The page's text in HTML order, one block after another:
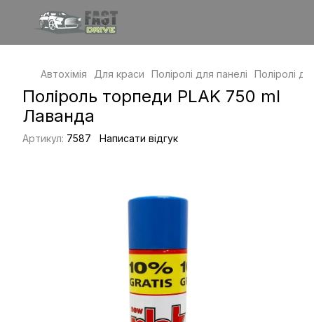
Автохімія Для краси Поліролі для панелі Поліролі
Поліроль торпеди PLAK 750 ml
Лаванда
Артикул: 7587 Написати відгук